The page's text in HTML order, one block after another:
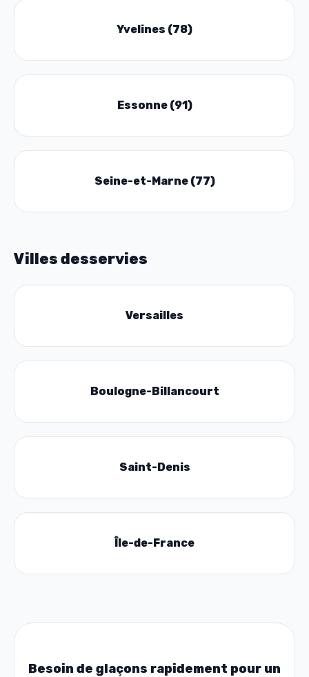
Yvelines (78)
Essonne (91)
Seine-et-Marne (77)
Villes desservies
Versailles
Boulogne-Billancourt
Saint-Denis
Île-de-France
Besoin de glaçons rapidement pour un